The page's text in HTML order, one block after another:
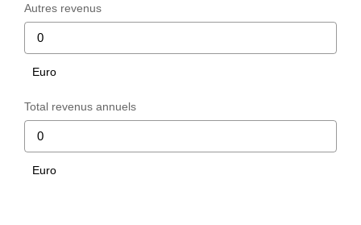
Autres revenus
Euro
Total revenus annuels
Euro